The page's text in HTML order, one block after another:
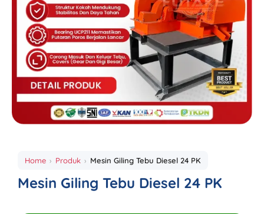
Home Produk Mesin Giling Tebu Diesel 24 PK
Mesin Giling Tebu Diesel 24 PK